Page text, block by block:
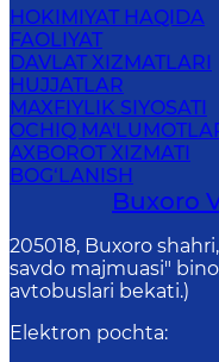
HOKIMIYAT HAQIDA
FAOLIYAT
DAVLAT XIZMATLARI
HUJJATLAR
MAXFIYLIK SIYOSATI
OCHIQ
AXBOROT XIZMATI
BOG‘LANISH
Buxoro
205018, Buхоrо
savdo majmuasi"
avtobuslari bekati.)
Elektron pochta: